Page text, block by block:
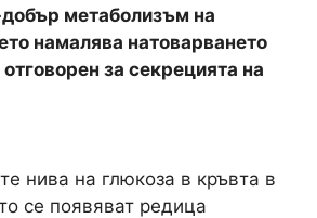
метаболизъм на
намалява натоварването
за секрецията на
нива на глюкоза в кръвта в
се появяват редица